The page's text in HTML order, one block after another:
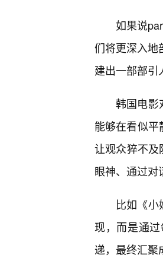
如果说
们将更深入地
建出一部部引
韩国电影
能够在看似平
让观众猝不及
眼神、通过对
比如《
现，而是通
递，最终汇聚